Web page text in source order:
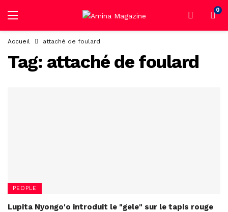
0
Accueil attaché de foulard
Tag: attaché de foulard
PEOPLE
Lupita Nyongo'o introduit le "gele" sur le tapis rouge